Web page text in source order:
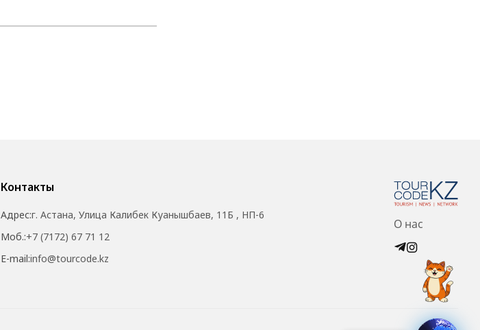
Контакты
Адрес:г. Астана, Улица Калибек Куанышбаев, 11Б , НП-6
Моб.:+7 (7172) 67 71 12
E-mail:info@tourcode.kz
О нас